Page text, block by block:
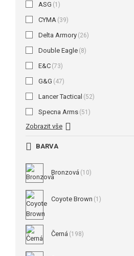
ASG (1)
CYMA (39)
Delta Armory (26)
Double Eagle (8)
E&C (73)
G&G (47)
Lancer Tactical (52)
Specna Arms (51)
Zobrazit vše
BARVA
Bronzová (10)
Coyote Brown (1)
Černá (198)